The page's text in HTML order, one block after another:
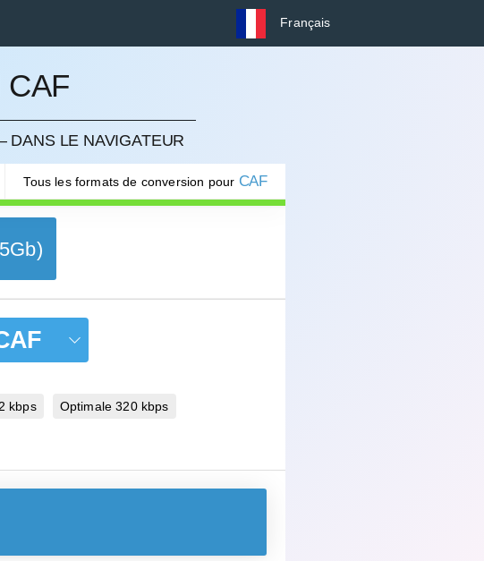
Français
CAF
DANS LE NAVIGATEUR
Tous les formats de conversion pour CAF
kbps Optimale 320 kbps